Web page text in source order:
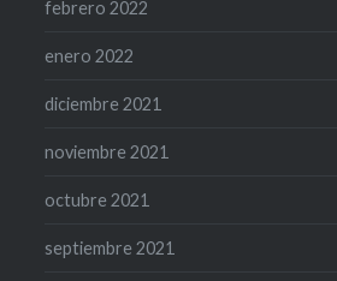
febrero 2022
enero 2022
diciembre 2021
noviembre 2021
octubre 2021
septiembre 2021